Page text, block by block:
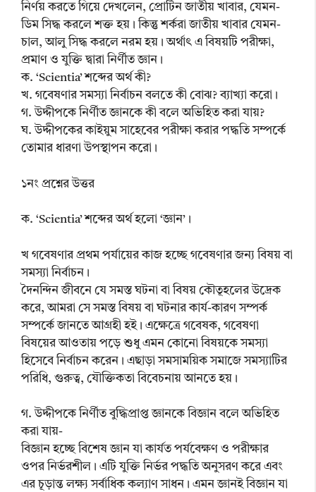
নির্ণয় করতে গিয়ে দেখলেন, প্রোটিন জাতীয় খাবার, যেমন-
ডিম সিদ্ধ করলে শক্ত হয়। কিন্তু শর্করা জাতীয় খাবার যেমন-
চাল, আলু সিদ্ধ করলে নরম হয়। অর্থাৎ এ বিষয়টি পরীক্ষা,
প্রমাণ ও যুক্তি দ্বারা নির্ণীত জ্ঞান।
ক. ‘Scientia’ শব্দের অর্থ কী?
খ. গবেষণার সমস্যা নির্বাচন বলতে কী বোঝ? ব্যাখ্যা করো।
গ. উদ্দীপকে নির্ণীত জ্ঞানকে কী বলে অভিহিত করা যায়?
ঘ. উদ্দীপকের কাইয়ুম সাহেবের পরীক্ষা করার পদ্ধতি সম্পর্কে
তোমার ধারণা উপস্থাপন করো।
১নং প্রশ্নের উত্তর
ক. ‘Scientia’ শব্দের অর্থ হলো ‘জ্ঞান’।
খ গবেষণার প্রথম পর্যায়ের কাজ হচ্ছে গবেষণার জন্য বিষয় বা
সমস্যা নির্বাচন।
দৈনন্দিন জীবনে যে সমস্ত ঘটনা বা বিষয় কৌতূহলের উদ্রেক
করে, আমরা সে সমস্ত বিষয় বা ঘটনার কার্য-কারণ সম্পর্ক
সম্পর্কে জানতে আগ্রহী হই। এক্ষেত্রে গবেষক, গবেষণা
বিষয়ের আওতায় পড়ে শুধু এমন কোনো বিষয়কে সমস্যা
হিসেবে নির্বাচন করেন। এছাড়া সমসাময়িক সমাজে সমস্যাটির
পরিধি, গুরুত্ব, যৌক্তিকতা বিবেচনায় আনতে হয়।
গ. উদ্দীপকে নির্ণীত বুদ্ধিপ্রাপ্ত জ্ঞানকে বিজ্ঞান বলে অভিহিত
করা যায়-
বিজ্ঞান হচ্ছে বিশেষ জ্ঞান যা কার্যত পর্যবেক্ষণ ও পরীক্ষার
ওপর নির্ভরশীল। এটি যুক্তি নির্ভর পদ্ধতি অনুসরণ করে এবং
এর চূড়ান্ত লক্ষ্য সর্বাধিক কল্যাণ সাধন। এমন জ্ঞানই বিজ্ঞান যা